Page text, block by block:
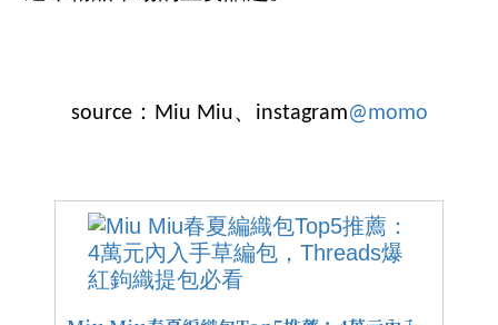
source：Miu Miu、instagram@momo